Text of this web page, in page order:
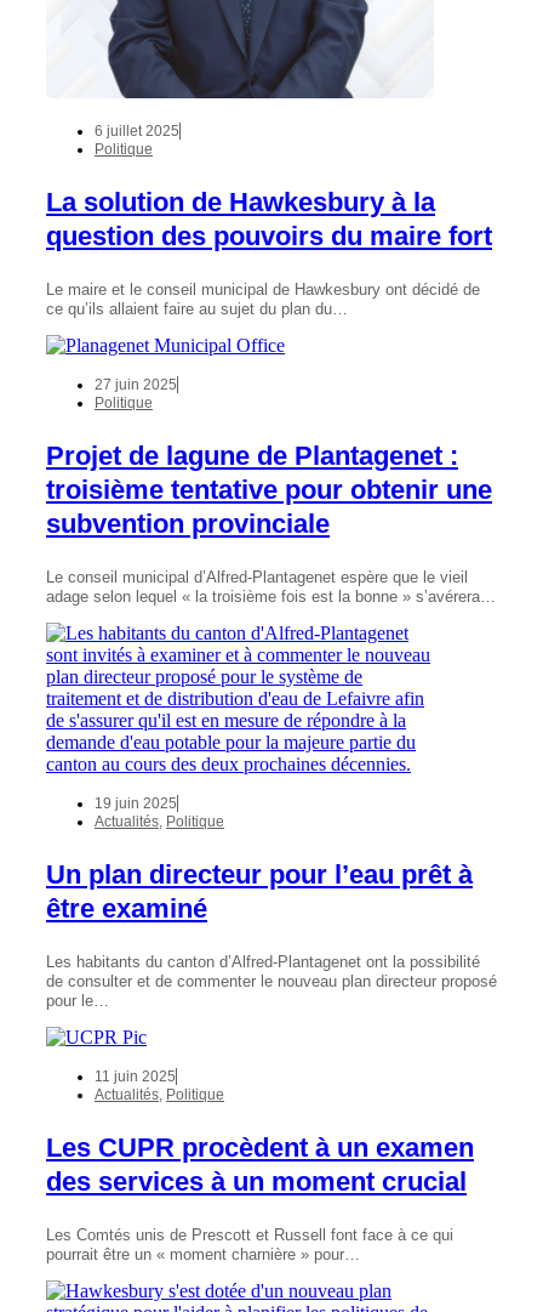
6 juillet 2025
Politique
La solution de Hawkesbury à la
question des pouvoirs du maire fort
Le maire et le conseil municipal de Hawkesbury ont décidé de
ce qu’ils allaient faire au sujet du plan du…
27 juin 2025
Politique
Projet de lagune de Plantagenet :
troisième tentative pour obtenir une
subvention provinciale
Le conseil municipal d’Alfred-Plantagenet espère que le vieil
adage selon lequel « la troisième fois est la bonne » s’avérera…
19 juin 2025
Actualités Politique
Un plan directeur pour l’eau prêt à
être examiné
Les habitants du canton d’Alfred-Plantagenet ont la possibilité
de consulter et de commenter le nouveau plan directeur proposé
pour le…
11 juin 2025
Actualités Politique
Les CUPR procèdent à un examen
des services à un moment crucial
Les Comtés unis de Prescott et Russell font face à ce qui
pourrait être un « moment charnière » pour…